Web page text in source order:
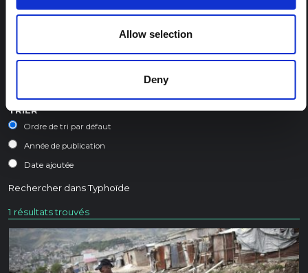
Allow selection
Deny
Santé, bien-être et soins
TRIER
Ordre de tri par défaut
Année de publication
Date ajoutée
Rechercher dansTyphoïde
1 résultats trouvés